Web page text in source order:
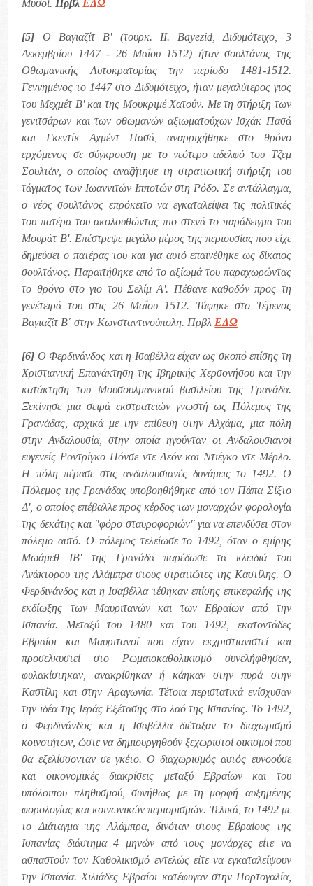
Μυσοί. Πρβλ ΕΔΩ
[5] O Βαγιαζίτ Β' (τουρκ. II. Bayezid, Διδυμότειχο, 3
Δεκεμβρίου 1447 - 26 Μαΐου 1512) ήταν σουλτάνος της
Οθωμανικής Αυτοκρατορίας την περίοδο 1481-1512.
Γεννημένος το 1447 στο Διδυμότειχο, ήταν μεγαλύτερος γιος
του Μεχμέτ Β' και της Μουκριμέ Χατούν. Με τη στήριξη των
γενιτσάρων και των οθωμανών αξιωματούχων Ισχάκ Πασά
και Γκεντίκ Αχμέντ Πασά, αναρριχήθηκε στο θρόνο
ερχόμενος σε σύγκρουση με το νεότερο αδελφό του Τζεμ
Σουλτάν, ο οποίος αναζήτησε τη στρατιωτική στήριξη του
τάγματος των Ιωαννιτών Ιπποτών στη Ρόδο. Σε αντάλλαγμα,
ο νέος σουλτάνος επρόκειτο να εγκαταλείψει τις πολιτικές
του πατέρα του ακολουθώντας πιο στενά το παράδειγμα του
Μουράτ Β'. Επέστρεψε μεγάλο μέρος της περιουσίας που είχε
δημεύσει ο πατέρας του και για αυτό επαινέθηκε ως δίκαιος
σουλτάνος. Παραιτήθηκε από το αξίωμά του παραχωρώντας
το θρόνο στο γιο του Σελίμ Α'. Πέθανε καθοδόν προς τη
γενέτειρά του στις 26 Μαΐου 1512. Τάφηκε στο Τέμενος
Βαγιαζίτ Β΄ στην Κωνσταντινούπολη. Πρβλ ΕΔΩ
[6] Ο Φερδινάνδος και η Ισαβέλλα είχαν ως σκοπό επίσης τη
Χριστιανική Επανάκτηση της Ιβηρικής Χερσονήσου και την
κατάκτηση του Μουσουλμανικού βασιλείου της Γρανάδα.
Ξεκίνησε μια σειρά εκστρατειών γνωστή ως Πόλεμος της
Γρανάδας, αρχικά με την επίθεση στην Αλχάμα, μια πόλη
στην Ανδαλουσία, στην οποία ηγούνταν οι Ανδαλουσιανοί
ευγενείς Ροντρίγκο Πόνσε ντε Λεόν και Ντιέγκο ντε Μέρλο.
Η πόλη πέρασε στις ανδαλουσιανές δυνάμεις το 1492. Ο
Πόλεμος της Γρανάδας υποβοηθήθηκε από τον Πάπα Σίξτο
Δ', o οποίος επέβαλλε προς κέρδος των μοναρχών φορολογία
της δεκάτης και "φόρο σταυροφοριών" για να επενδύσει στον
πόλεμο αυτό. Ο πόλεμος τελείωσε το 1492, όταν ο εμίρης
Μωάμεθ ΙΒ' της Γρανάδα παρέδωσε τα κλειδιά του
Ανάκτορου της Αλάμπρα στους στρατιώτες της Καστίλης. Ο
Φερδινάνδος και η Ισαβέλλα τέθηκαν επίσης επικεφαλής της
εκδίωξης των Μαυριτανών και των Εβραίων από την
Ισπανία. Μεταξύ του 1480 και του 1492, εκατοντάδες
Εβραίοι και Μαυριτανοί που είχαν εκχριστιανιστεί και
προσελκυστεί στο Ρωμαιοκαθολικισμό συνελήφθησαν,
φυλακίστηκαν, ανακρίθηκαν ή κάηκαν στην πυρά στην
Καστίλη και στην Αραγωνία. Τέτοια περιστατικά ενίσχυσαν
την ιδέα της Ιεράς Εξέτασης στο λαό της Ισπανίας. Το 1492,
ο Φερδινάνδος και η Ισαβέλλα διέταξαν το διαχωρισμό
κοινοτήτων, ώστε να δημιουργηθούν ξεχωριστοί οικισμοί που
θα εξελίσσονταν σε γκέτο. Ο διαχωρισμός αυτός ευνοούσε
και οικονομικές διακρίσεις μεταξύ Εβραίων και του
υπόλοιπου πληθυσμού, συνήθως με τη μορφή αυξημένης
φορολογίας και κοινωνικών περιορισμών. Τελικά, το 1492 με
το Διάταγμα της Αλάμπρα, δινόταν στους Εβραίους της
Ισπανίας διάστημα 4 μηνών από τους μονάρχες είτε να
ασπαστούν τον Καθολικισμό εντελώς είτε να εγκαταλείψουν
την Ισπανία. Χιλιάδες Εβραίοι κατέφυγαν στην Πορτογαλία,